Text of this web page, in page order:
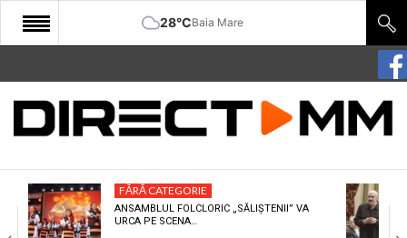
28°CBaia Mare
START
COMUNITATE
CULTURA
ECONOMIE
FĂRĂ CATEGORIE
ANSAMBLUL FOLCLORIC „SĂLIȘTENII” VA
URCA PE SCENA…